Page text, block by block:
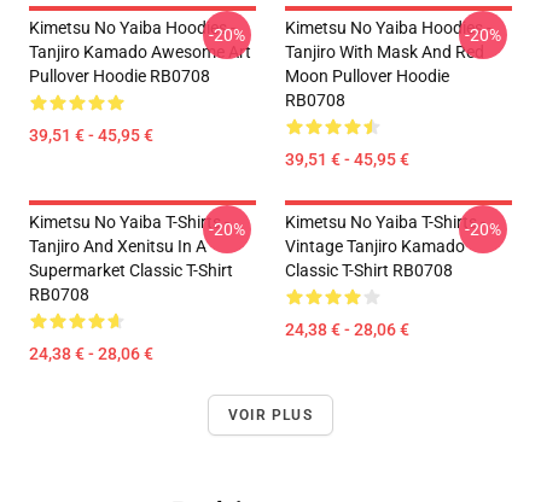
Kimetsu No Yaiba Hoodies -
Tanjiro Kamado Awesome Art
Pullover Hoodie RB0708
39,51 € - 45,95 €
-20%
Kimetsu No Yaiba Hoodies -
Tanjiro With Mask And Red
Moon Pullover Hoodie
RB0708
39,51 € - 45,95 €
-20%
Kimetsu No Yaiba T-Shirts -
Tanjiro And Xenitsu In A
Supermarket Classic T-Shirt
RB0708
24,38 € - 28,06 €
-20%
Kimetsu No Yaiba T-Shirts -
Vintage Tanjiro Kamado
Classic T-Shirt RB0708
24,38 € - 28,06 €
-20%
VOIR PLUS